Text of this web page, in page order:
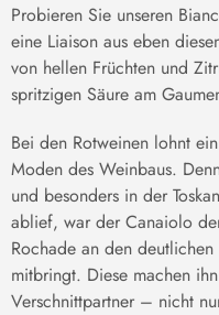
Probieren Sie unseren
eine Liaison aus eben
von hellen Früchten und
spritzigen Säure am
Bei den Rotweinen lohnt
Moden des Weinbaus.
und besonders in der
ablief, war der Canaiolo
Rochade an den
mitbringt. Diese machen
Verschnittpartner – nicht